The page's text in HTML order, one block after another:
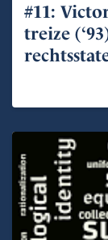
#11:
treize